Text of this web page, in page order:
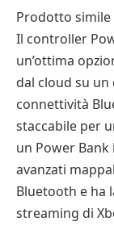
Prodotto
Il controller
un’ottima
dal cloud su
connettività
staccabile per
un Power
avanzati
Bluetooth e ha
streaming di